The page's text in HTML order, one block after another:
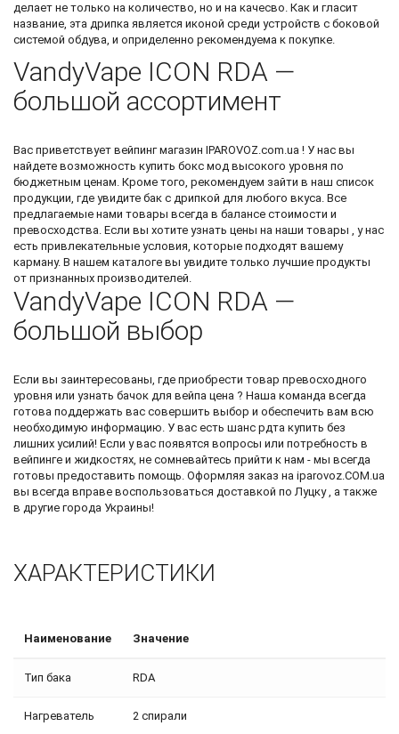
делает не только на количество, но и на качесво. Как и гласит
название, эта дрипка является иконой среди устройств с боковой
системой обдува, и оприделенно рекомендуема к покупке.
VandyVape ICON RDA —
большой ассортимент
Вас приветствует вейпинг магазин IPAROVOZ.com.ua ! У нас вы
найдете возможность купить бокс мод высокого уровня по
бюджетным ценам. Кроме того, рекомендуем зайти в наш список
продукции, где увидите бак с дрипкой для любого вкуса. Все
предлагаемые нами товары всегда в балансе стоимости и
превосходства. Если вы хотите узнать цены на наши товары , у нас
есть привлекательные условия, которые подходят вашему
карману. В нашем каталоге вы увидите только лучшие продукты
от признанных производителей.
VandyVape ICON RDA —
большой выбор
Если вы заинтересованы, где приобрести товар превосходного
уровня или узнать бачок для вейпа цена ? Наша команда всегда
готова поддержать вас совершить выбор и обеспечить вам всю
необходимую информацию. У вас есть шанс рдта купить без
лишних усилий! Если у вас появятся вопросы или потребность в
вейпинге и жидкостях, не сомневайтесь прийти к нам - мы всегда
готовы предоставить помощь. Оформляя заказ на iparovoz.COM.ua
вы всегда вправе воспользоваться доставкой по Луцку , а также
в другие города Украины!
ХАРАКТЕРИСТИКИ
Наименование Значение
Тип бака RDA
Нагреватель 2 спирали